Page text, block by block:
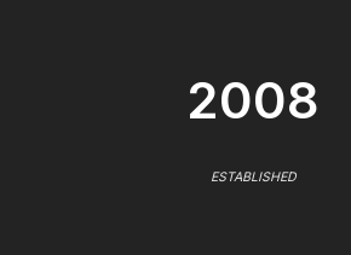
2008
ESTABLISHED